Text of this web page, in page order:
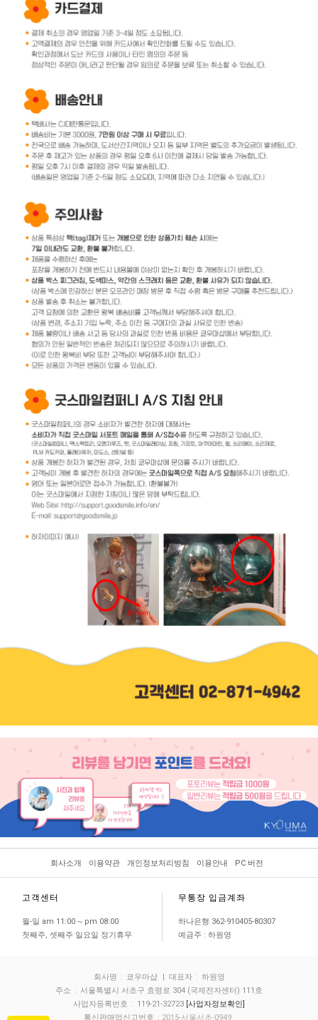
회사소개 이용약관 개인정보처리방침 이용안내 PC 버전
고객센터
월-일 am 11:00 ~ pm 08:00
첫째주, 셋째주 일요일 정기휴무
무통장 입금계좌
하나은행 362-910405-80307
예금주 : 하원영
회사명 : 쿄우마샵 | 대표자 : 하원영
주소 : 서울특별시 서초구 효령로 304 (국제전자센터) 111호
사업자등록번호 : 119-21-32723 [사업자정보확인]
통신판매업신고번호 : 2015-서울서초-0949